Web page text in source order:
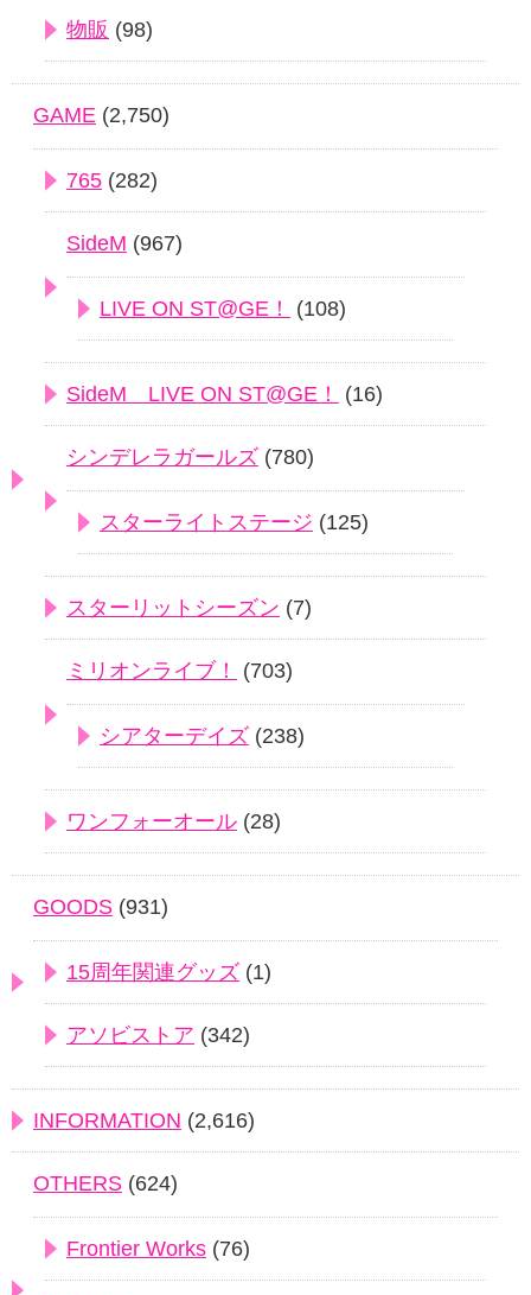
物販 (98)
GAME (2,750)
765 (282)
SideM (967)
LIVE ON ST@GE！ (108)
SideM LIVE ON ST@GE！ (16)
シンデレラガールズ (780)
スターライトステージ (125)
スターリットシーズン (7)
ミリオンライブ！ (703)
シアターデイズ (238)
ワンフォーオール (28)
GOODS (931)
15周年関連グッズ (1)
アソビストア (342)
INFORMATION (2,616)
OTHERS (624)
Frontier Works (76)